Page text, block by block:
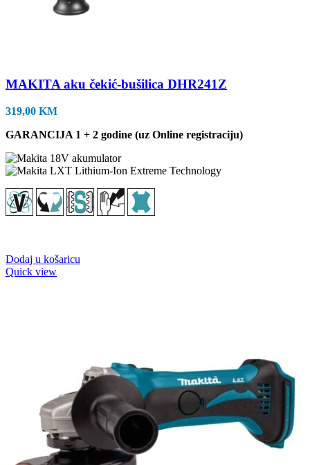
MAKITA aku čekić-bušilica DHR241Z
319,00 KM
GARANCIJA 1 + 2 godine (uz Online registraciju)
Dodaj u košaricu
Quick view